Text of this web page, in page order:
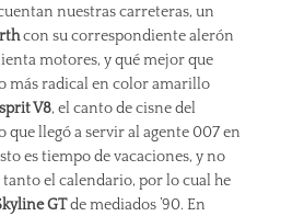
nuestras carreteras, un
con su correspondiente alerón
motores, y qué mejor que
más radical en color amarillo
V8, el canto de cisne del
llegó a servir al agente 007 en
es tiempo de vacaciones, y no
el calendario, por lo cual he
GTde mediados ’90. En